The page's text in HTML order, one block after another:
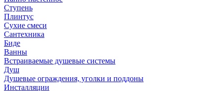
Ступень
Плинтус
Сухие смеси
Сантехника
Биде
Ванны
Встраиваемые душевые системы
Душ
Душевые ограждения, уголки и поддоны
Инсталляции